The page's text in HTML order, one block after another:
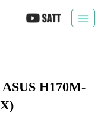
H170M-